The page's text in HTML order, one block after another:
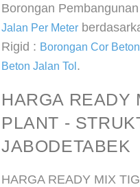
Borongan
Jalan Per Meter
Rigid : Borongan Cor
Beton Jalan Tol .
HARGA READY
PLANT -
JABODETABEK
HARGA READY MIX